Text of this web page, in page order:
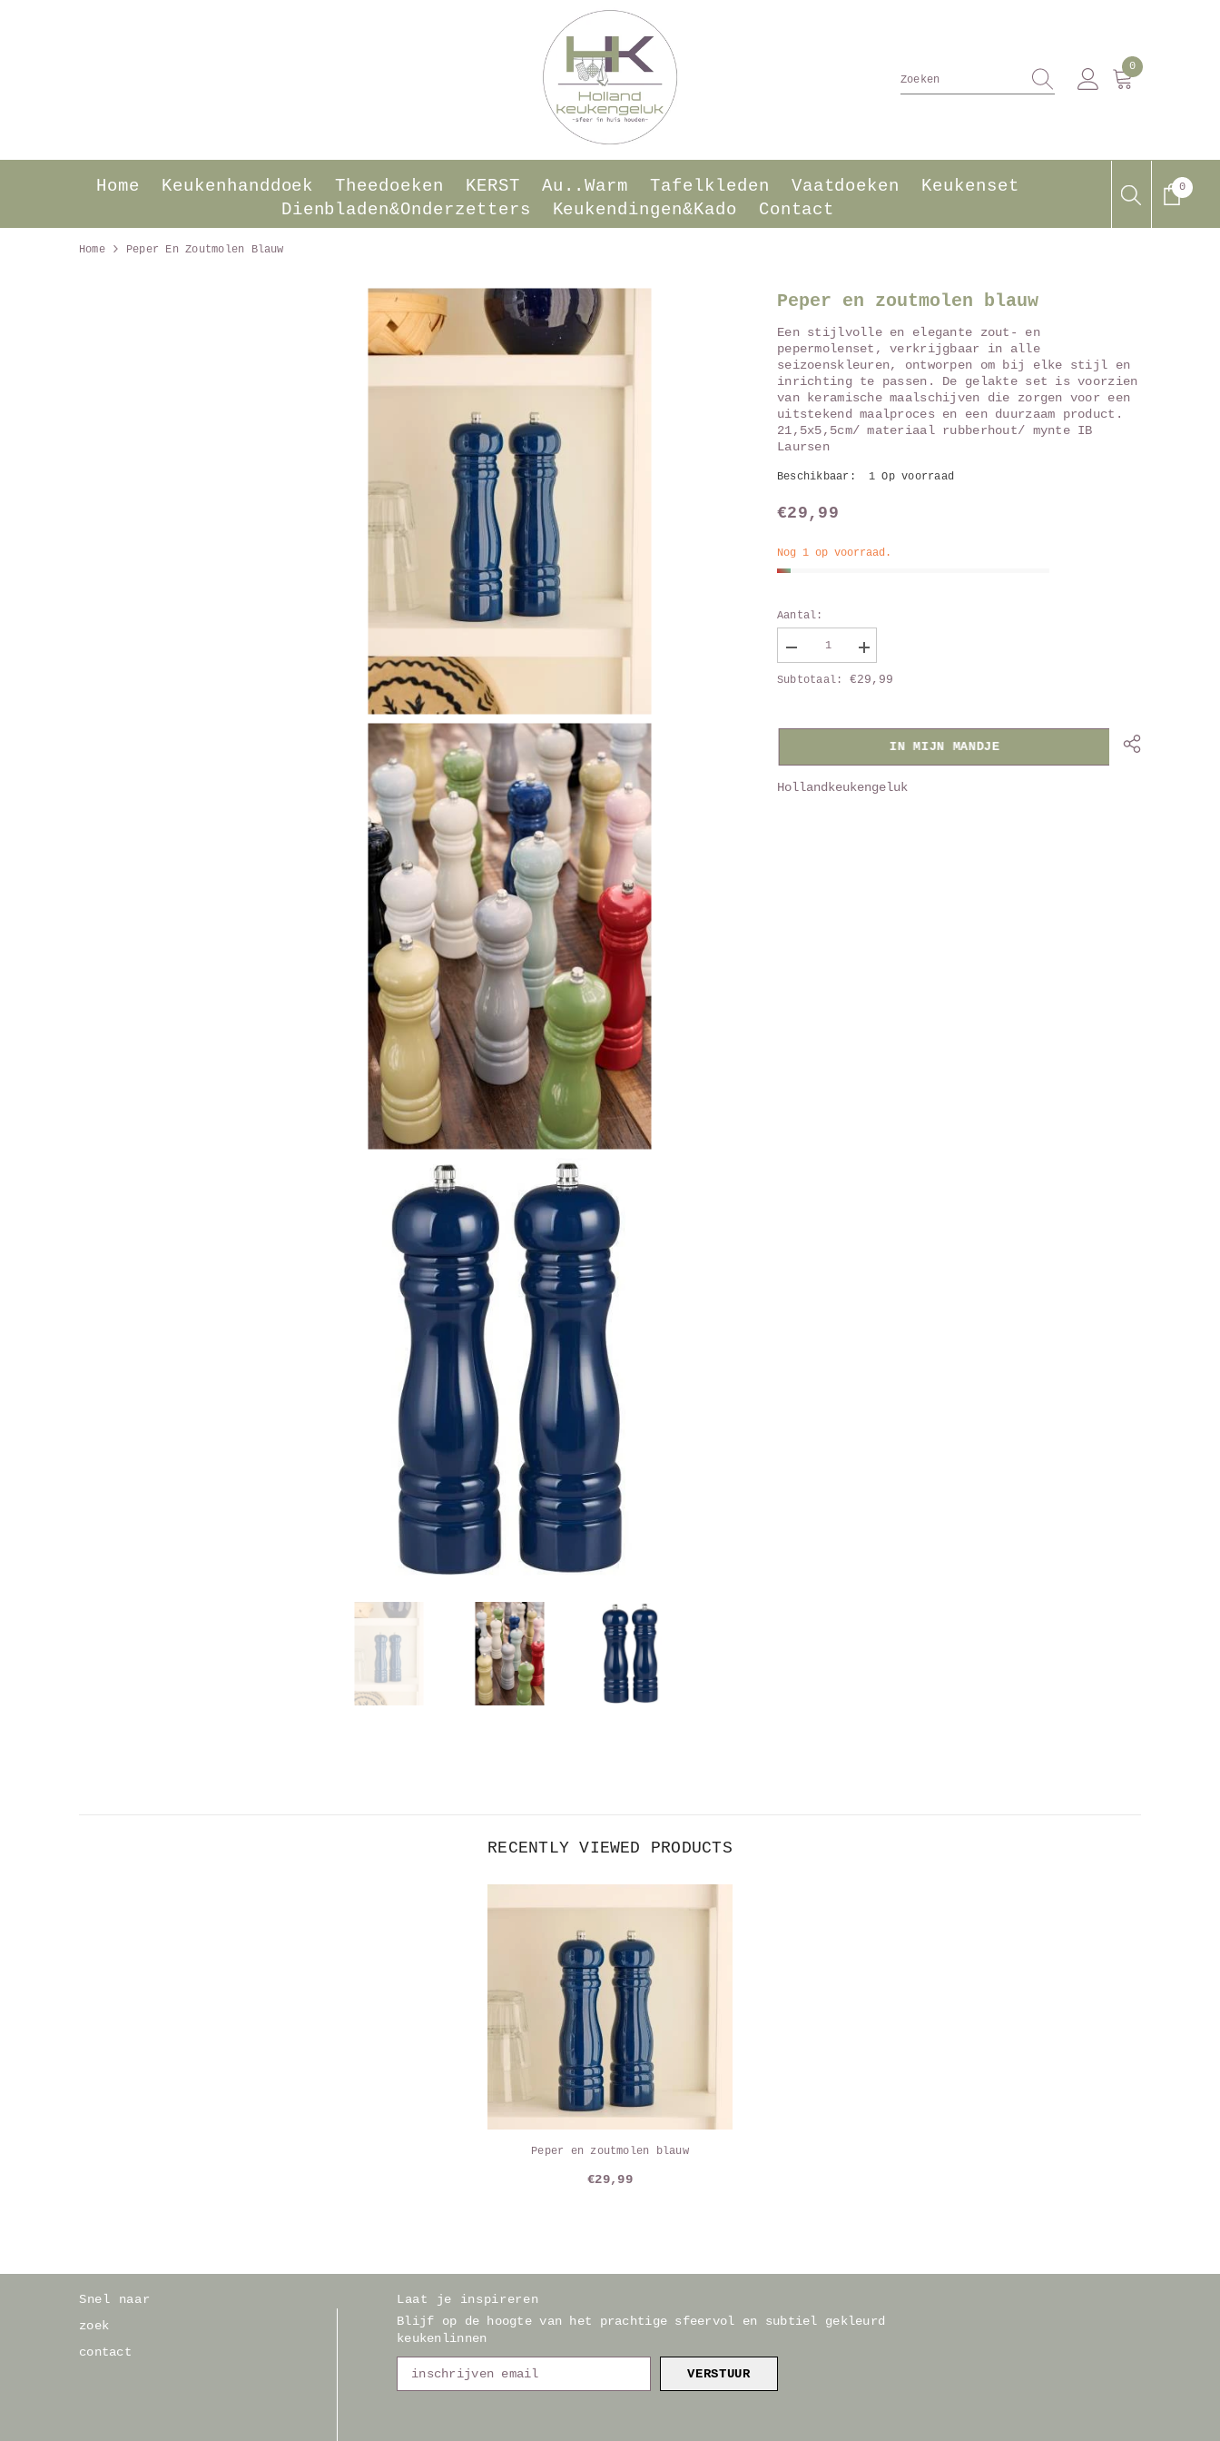
0
0
Home Keukenhanddoek Theedoeken KERST Au..warm Tafelkleden Vaatdoeken
Keukenset
Dienbladen&onderzetters
Keukendingen&Kado Contact
00
Home Peper En Zoutmolen Blauw
Peper en zoutmolen blauw
Een stijlvolle en elegante zout- en
pepermolenset, verkrijgbaar in alle
seizoenskleuren, ontworpen om bij elke stijl en
inrichting te passen. De gelakte set is voorzien
van keramische maalschijven die zorgen voor een
uitstekend maalproces en een duurzaam product.
21,5x5,5cm/ materiaal rubberhout/ mynte IB
Laursen
Beschikbaar: 1 Op voorraad
€29,99
Nog 1 op voorraad.
Aantal:
aantal
van
Vergroot
aantal
van
Subtotaal: €29,99
IN MIJN MANDJE
Hollandkeukengeluk
RECENTLY VIEWED PRODUCTS
Peper en zoutmolen blauw
€29,99
Snel naar
zoek
contact
Laat je inspireren
Blijf op de hoogte van het prachtige sfeervol en subtiel gekleurd
keukenlinnen
VERSTUUR